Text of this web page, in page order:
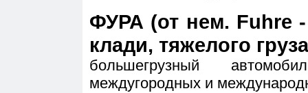
ФУРА (от нем. Fuhre
клади, тяжелого
большегрузный
междугородных и